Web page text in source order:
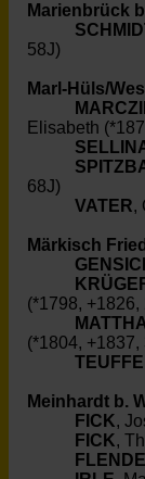
Marienbrück
58J)
Marl-Hüls/
Elisabeth
68J)
VATER,
Märkisch
(*1798, +1826,
(*1804, +1837,
Meinhardt b.
FICK,
FICK,